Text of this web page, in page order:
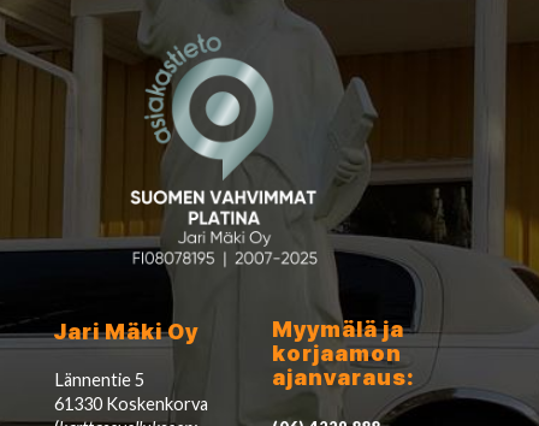
Jari Mäki Oy
Lännentie 5
61330 Koskenkorva
Myymälä ja
korjaamon
ajanvaraus: